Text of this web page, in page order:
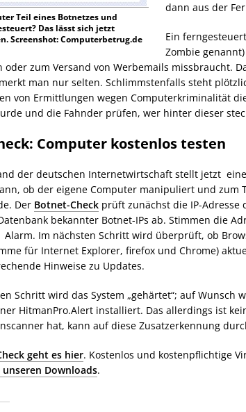
Teil eines Botnetzes und
Das lässt sich jetzt
Screenshot: Computerbetrug.de
dann aus der
Ein
Zombie
oder zum Versand von Werbemails missbraucht.
man nur selten. Schlimmstenfalls steht
von Ermittlungen wegen Computerkriminalität
und die Fahnder prüfen, wer hinter dieser
Computer kostenlos testen
der deutschen Internetwirtschaft stellt jetzt
ob der eigene Computer manipuliert und zum
Der Botnet-Check prüft zunächst die IP-Adresse
bekannter Botnet-IPs ab. Stimmen die
Im nächsten Schritt wird überprüft, ob
für Internet Explorer, firefox und Chrome)
Hinweise zu Updates.
Schritt wird das System „gehärtet“; auf Wunsch
HitmanPro.Alert installiert. Das allerdings ist
hat, kann auf diese Zusatzerkennung
geht es hier. Kostenlos und kostenpflichtige
unseren Downloads.